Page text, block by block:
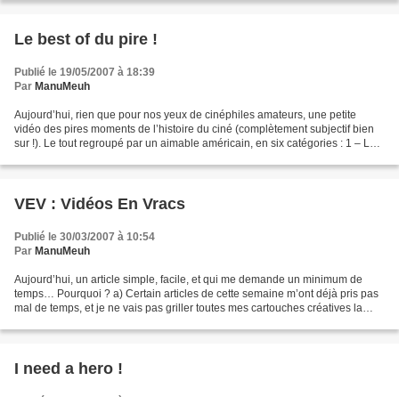
Le best of du pire !
Publié le 19/05/2007 à 18:39
Par ManuMeuh
Aujourd’hui, rien que pour nos yeux de cinéphiles amateurs, une petite
vidéo des pires moments de l’histoire du ciné (complètement subjectif bien
sur !). Le tout regroupé par un aimable américain, en six catégories : 1 – La
VEV : Vidéos En Vracs
Publié le 30/03/2007 à 10:54
Par ManuMeuh
Aujourd’hui, un article simple, facile, et qui me demande un minimum de
temps… Pourquoi ? a) Certain articles de cette semaine m’ont déjà pris pas
mal de temps, et je ne vais pas griller toutes mes cartouches créatives la
I need a hero !